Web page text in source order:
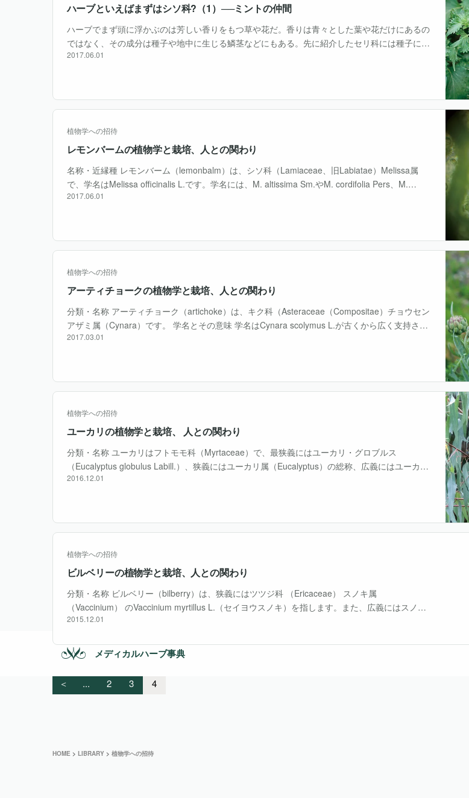
メディカルハーブ事典
ハーブといえばまずはシソ科?（1）──ミントの仲間
ハーブでまず頭に浮かぶのは芳しい香りをもつ草や花だ。香りは青々とした葉や花だけにあるの
ではなく、その成分は種子や地中に生じる鱗茎などにもある。先に紹介したセリ科には種子に芳
香をもつ代表的な植物が数多い。シソ科にもミントをはじめ、ラヴェンダー、バジル、オレガ
2017.06.01
植物学への招待
レモンバームの植物学と栽培、人との関わり
名称・近縁種 レモンバーム（lemonbalm）は、シソ科（Lamiaceae、旧Labiatae）Melissa属
で、学名はMelissa officinalis L.です。学名には、M. altissima Sm.やM. cordifolia Pers、M.
foliosa ・・・
2017.06.01
植物学への招待
アーティチョークの植物学と栽培、人との関わり
分類・名称 アーティチョーク（artichoke）は、キク科（Asteraceae（Compositae）チョウセン
アザミ属（Cynara）です。 学名とその意味 学名はCynara scolymus L.が古くから広く支持さ
れ、特に日本では主流となっています。同属近縁植物として・・・
2017.03.01
植物学への招待
ユーカリの植物学と栽培、 人との関わり
分類・名称 ユーカリはフトモモ科（Myrtaceae）で、最狭義にはユーカリ・グロブルス
（Eucalyptus globulus Labill.）、狭義にはユーカリ属（Eucalyptus）の総称、広義にはユーカリ
属のほかにコリンビア属（Corymbia）とアンゴフォラ属（Ang・・・
2016.12.01
植物学への招待
ビルベリーの植物学と栽培、人との関わり
分類・名称 ビルベリー（bilberry）は、狭義にはツツジ科 （Ericaceae） スノキ属
（Vaccinium） のVaccinium myrtillus L.（セイヨウスノキ）を指します。また、広義にはスノキ
属の中でbilberryと名のつくV. uliginosum ・・・
2015.12.01
＜ ... 2 3 4
HOME > LIBRARY > 植物学への招待